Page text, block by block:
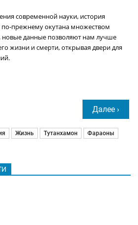
современной науки, история
по-прежнему окутана множеством
новые данные позволяют нам лучше
жизни и смерти, открывая двери для
Далее ›
Жизнь Тутанхамон Фараоны